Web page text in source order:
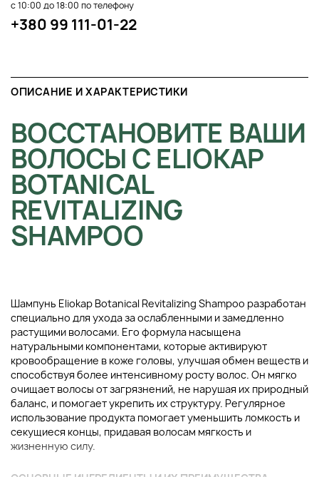
с 10:00 до 18:00 по телефону
+380 99 111-01-22
ОПИСАНИЕ И ХАРАКТЕРИСТИКИ
ВОССТАНОВИТЕ ВАШИ
ВОЛОСЫ С ELIOKAP
BOTANICAL
REVITALIZING
SHAMPOO
Шампунь Eliokap Botanical Revitalizing Shampoo разработан
специально для ухода за ослабленными и замедленно
растущими волосами. Его формула насыщена
натуральными компонентами, которые активируют
кровообращение в коже головы, улучшая обмен веществ и
способствуя более интенсивному росту волос. Он мягко
очищает волосы от загрязнений, не нарушая их природный
баланс, и помогает укрепить их структуру. Регулярное
использование продукта помогает уменьшить ломкость и
секущиеся концы, придавая волосам мягкость и
жизненную силу.